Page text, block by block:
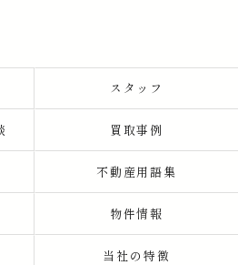
スタッフ
買取事例
不動産用語集
物件情報
当社の特徴